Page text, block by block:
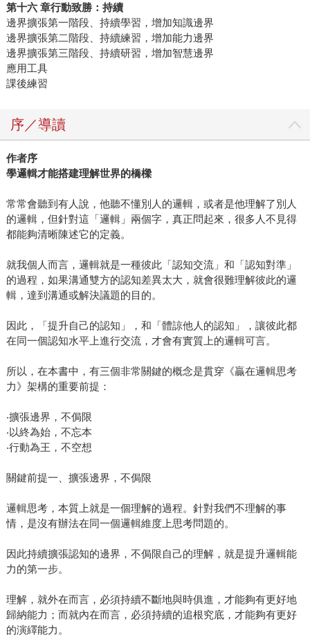
第十六 章行動致勝：持續
邊界擴張第一階段、持續學習，增加知識邊界
邊界擴張第二階段、持續練習，增加能力邊界
邊界擴張第三階段、持續研習，增加智慧邊界
應用工具
課後練習
序／導讀
作者序
學邏輯才能搭建理解世界的橋樑
常常會聽到有人說，他聽不懂別人的邏輯，或者是他理解了別人
的邏輯，但針對這「邏輯」兩個字，真正問起來，很多人不見得
都能夠清晰陳述它的定義。
就我個人而言，邏輯就是一種彼此「認知交流」和「認知對準」
的過程，如果溝通雙方的認知差異太大，就會很難理解彼此的邏
輯，達到溝通或解決議題的目的。
因此，「提升自己的認知」，和「體諒他人的認知」，讓彼此都
在同一個認知水平上進行交流，才會有實質上的邏輯可言。
所以，在本書中，有三個非常關鍵的概念是貫穿《贏在邏輯思考
力》架構的重要前提：
‧擴張邊界，不侷限
‧以終為始，不忘本
‧行動為王，不空想
關鍵前提一、擴張邊界，不侷限
邏輯思考，本質上就是一個理解的過程。針對我們不理解的事
情，是沒有辦法在同一個邏輯維度上思考問題的。
因此持續擴張認知的邊界，不侷限自己的理解，就是提升邏輯能
力的第一步。
理解，就外在而言，必須持續不斷地與時俱進，才能夠有更好地
歸納能力；而就內在而言，必須持續的追根究底，才能夠有更好
的演繹能力。